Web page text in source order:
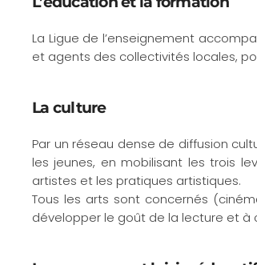
La Ligue de l’enseignement
et agents des collectivités locales,
La culture
Par un réseau dense de diffusion
les jeunes, en mobilisant les trois
artistes et les pratiques artistiques.
Tous les arts sont concernés
développer le goût de la lecture et à